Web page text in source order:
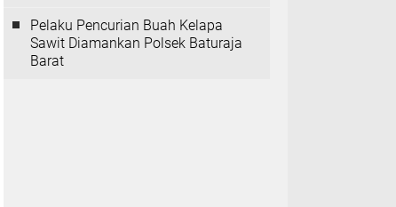
Pelaku Pencurian Buah Kelapa
Sawit Diamankan Polsek Baturaja
Barat